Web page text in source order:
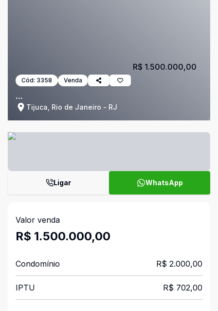
Cód: 3358 Venda
...
Tijuca, Rio de Janeiro - RJ
R$ 1.500.000,00
Ligar WhatsApp
Valor venda
R$ 1.500.000,00
Condomínio R$ 2.000,00
IPTU R$ 702,00